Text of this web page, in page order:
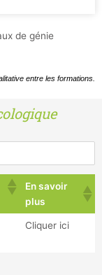
de génie
entre les formations.
En savoir
plus
Cliquer ici